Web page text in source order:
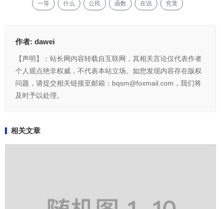
一等 什么 公民 函数 在说 究竟
作者: dawei
【声明】：站长网内容转载自互联网，其相关言论仅代表作者
个人观点绝非权威，不代表本站立场。如您发现内容存在版权
问题，请提交相关链接至邮箱：bqsm@foxmail.com，我们将
及时予以处理。
相关文章